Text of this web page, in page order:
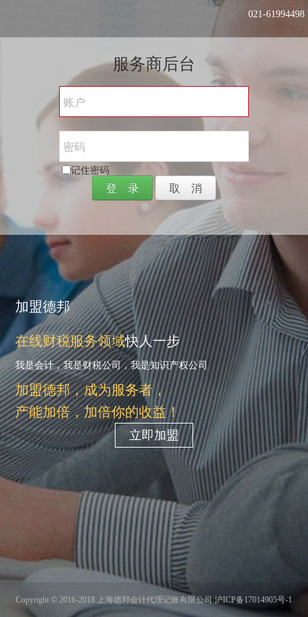
021-61994498
加盟德邦
在线财税服务领域快人一步
我是会计，我是财税公司，我是知识产权公司
加盟德邦，成为服务者，
产能加倍，加倍你的收益！
立即加盟
服务商后台
记住密码
Copyright © 2016-2018 上海德邦会计代理记账有限公司 沪ICP备17014905号-1